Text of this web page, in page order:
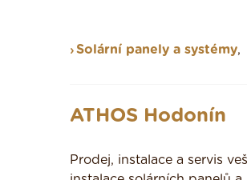
Solární panely a systémy,
ATHOS Hodonín
Prodej, instalace a servis